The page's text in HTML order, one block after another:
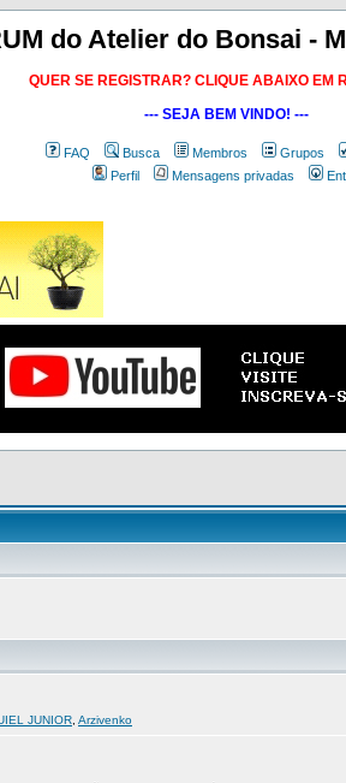
do Atelier do Bonsai -
QUER SE REGISTRAR? CLIQUE ABAIXO EM
--- SEJA BEM VINDO! ---
FAQ Busca Membros Grupos
Perfil
Mensagens privadas
JUNIOR Arzivenko